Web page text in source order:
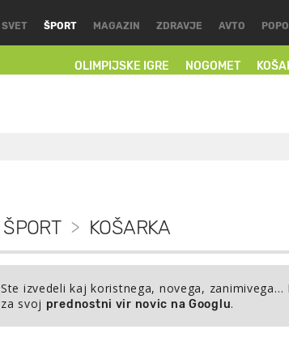
SVET ŠPORT
OLIMPIJSKE IGRE NOGOMET
MAGAZIN ZDRAVJE AVTO
ŠPORT > KOŠARKA
Ste izvedeli kaj koristnega, novega,
za svoj prednostni vir novic na Googlu.